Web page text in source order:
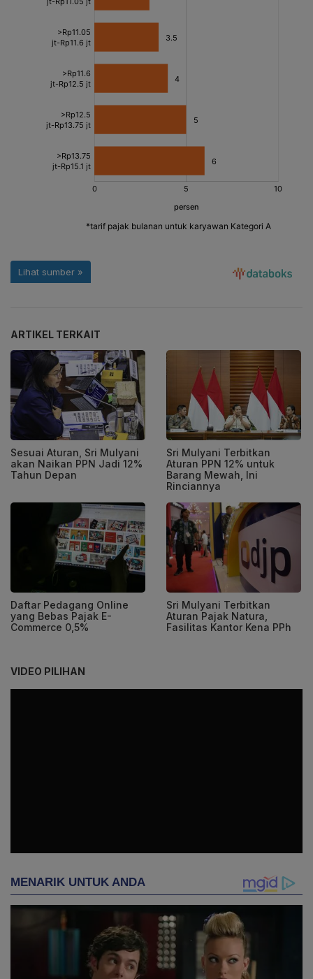
ARTIKEL TERKAIT
Sesuai Aturan, Sri Mulyani
akan Naikan PPN Jadi 12%
Tahun Depan
Sri Mulyani Terbitkan
Aturan PPN 12% untuk
Barang Mewah, Ini
Rinciannya
Daftar Pedagang Online
yang Bebas Pajak E-
Commerce 0,5%
Sri Mulyani Terbitkan
Aturan Pajak Natura,
Fasilitas Kantor Kena PPh
VIDEO PILIHAN